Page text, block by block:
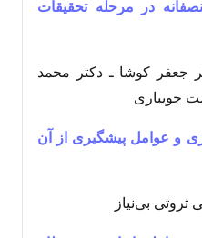
در مرحله تحقیقات
جعفر کوشا ـ دکتر محمد
جویباری
و عوامل پیشگیری از آن
بی‌نیاز